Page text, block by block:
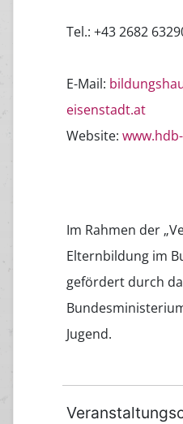
Tel.: +43 2682
E-Mail:
eisenstadt.at
Website:
Im Rahmen der
Elternbildung im
gefördert durch
Jugend.